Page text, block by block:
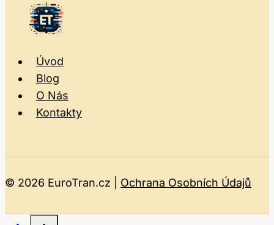
Úvod
Blog
O Nás
Kontakty
© 2026 EuroTran.cz | Ochrana Osobních Údajů